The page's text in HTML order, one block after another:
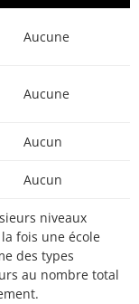
Aucune
Aucune
Aucun
Aucun
niveaux
fois une école
des types
au nombre total